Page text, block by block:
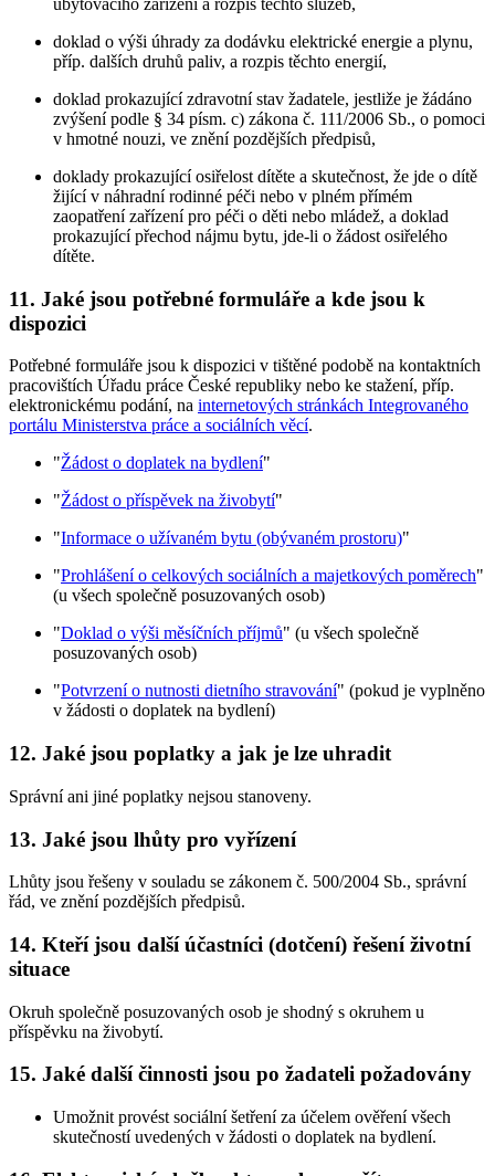
ubytovacího zařízení a rozpis těchto služeb,
doklad o výši úhrady za dodávku elektrické energie a plynu,
příp. dalších druhů paliv, a rozpis těchto energií,
doklad prokazující zdravotní stav žadatele, jestliže je žádáno
zvýšení podle § 34 písm. c) zákona č. 111/2006 Sb., o pomoci
v hmotné nouzi, ve znění pozdějších předpisů,
doklady prokazující osiřelost dítěte a skutečnost, že jde o dítě
žijící v náhradní rodinné péči nebo v plném přímém
zaopatření zařízení pro péči o děti nebo mládež, a doklad
prokazující přechod nájmu bytu, jde-li o žádost osiřelého
dítěte.
11. Jaké jsou potřebné formuláře a kde jsou k
dispozici
Potřebné formuláře jsou k dispozici v tištěné podobě na kontaktních
pracovištích Úřadu práce České republiky nebo ke stažení, příp.
elektronickému podání, na internetových stránkách Integrovaného
portálu Ministerstva práce a sociálních věcí.
"Žádost o doplatek na bydlení"
"Žádost o příspěvek na živobytí"
"Informace o užívaném bytu (obývaném prostoru)"
"Prohlášení o celkových sociálních a majetkových poměrech"
(u všech společně posuzovaných osob)
"Doklad o výši měsíčních příjmů" (u všech společně
posuzovaných osob)
"Potvrzení o nutnosti dietního stravování" (pokud je vyplněno
v žádosti o doplatek na bydlení)
12. Jaké jsou poplatky a jak je lze uhradit
Správní ani jiné poplatky nejsou stanoveny.
13. Jaké jsou lhůty pro vyřízení
Lhůty jsou řešeny v souladu se zákonem č. 500/2004 Sb., správní
řád, ve znění pozdějších předpisů.
14. Kteří jsou další účastníci (dotčení) řešení životní
situace
Okruh společně posuzovaných osob je shodný s okruhem u
příspěvku na živobytí.
15. Jaké další činnosti jsou po žadateli požadovány
Umožnit provést sociální šetření za účelem ověření všech
skutečností uvedených v žádosti o doplatek na bydlení.